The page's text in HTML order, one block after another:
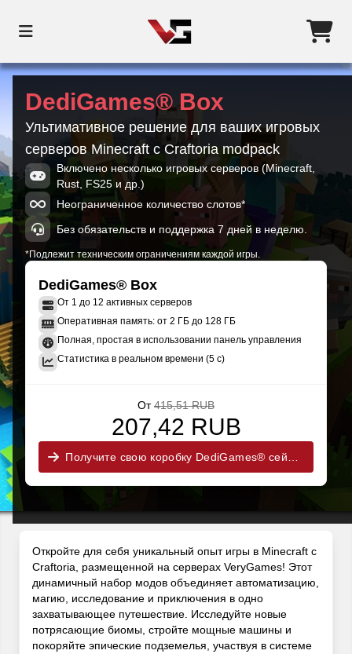
DediGames® Box
Ультимативное решение для ваших игровых
серверов Minecraft с Craftoria modpack
Включено несколько игровых серверов (Minecraft,
Rust, FS25 и др.)
Неограниченное количество слотов*
Без обязательств и поддержка 7 дней в неделю.
*Подлежит техническим ограничениям каждой игры.
DediGames® Box
От 1 до 12 активных серверов
Оперативная память: от 2 ГБ до 128 ГБ
Полная, простая в использовании панель управления
Статистика в реальном времени (5 с)
От 415,51 RUB
207,42 RUB
Откройте для себя уникальный опыт игры в Minecraft с
Craftoria, размещенной на серверах VeryGames! Этот
динамичный набор модов объединяет автоматизацию,
магию, исследование и приключения в одно
захватывающее путешествие. Исследуйте новые
потрясающие биомы, стройте мощные машины и
покоряйте эпические подземелья, участвуя в системе